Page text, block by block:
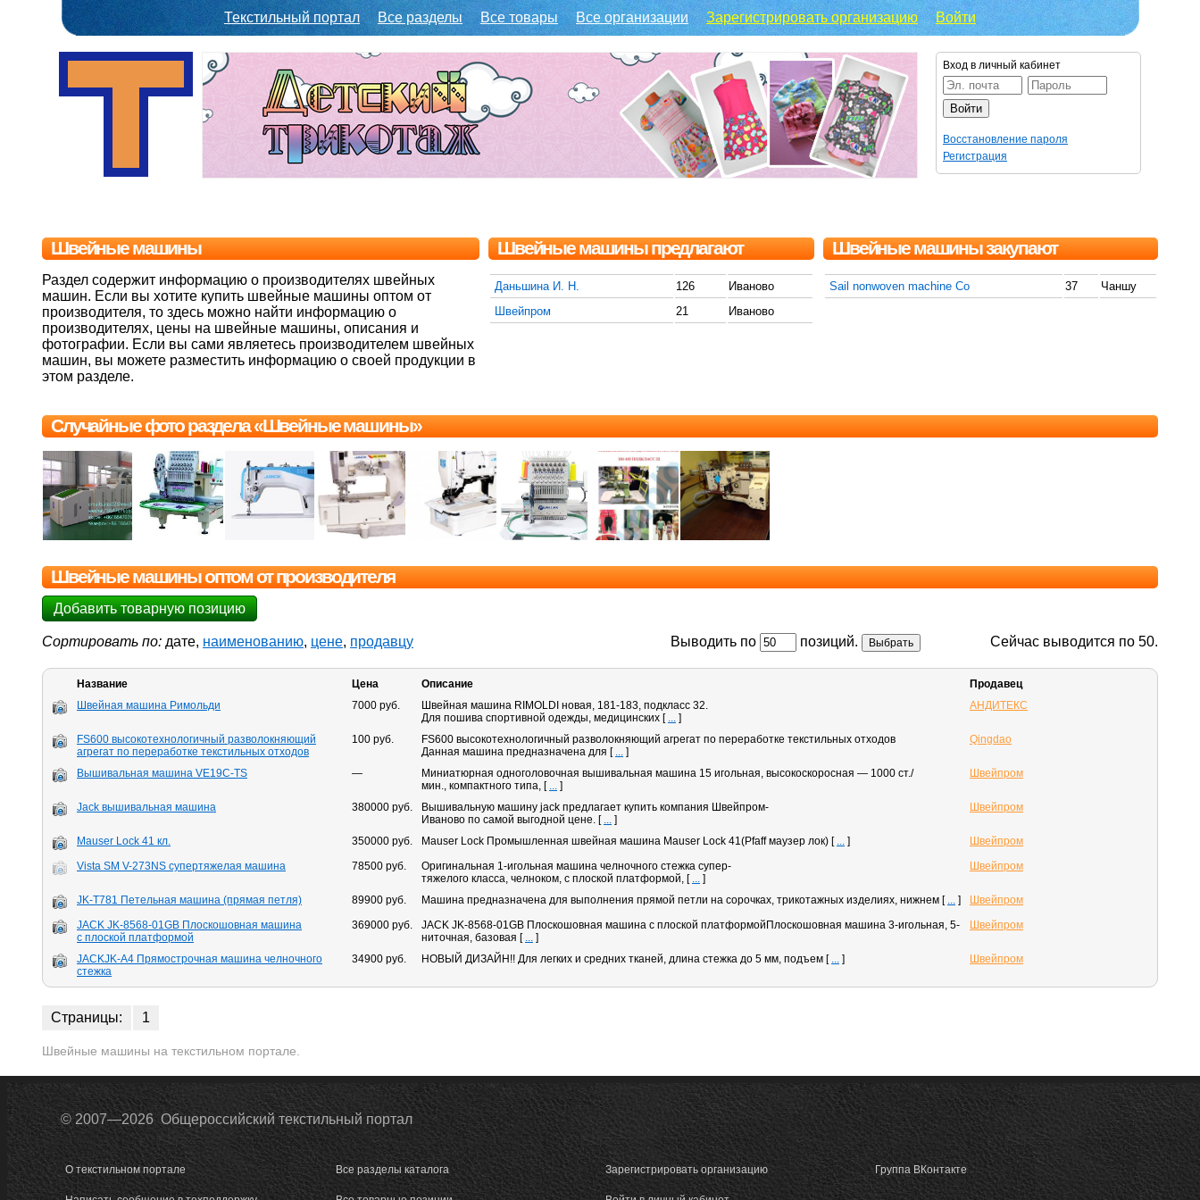
Текстильный портал Все разделы Все товары Все организации Зарегистрировать организацию Войти
Вход в личный кабинет
Восстановление пароля
Регистрация
Швейные машины
Раздел содержит информацию о производителях швейных
машин. Если вы хотите купить швейные машины оптом от
производителя, то здесь можно найти информацию о
производителях, цены на швейные машины, описания и
фотографии. Если вы сами являетесь производителем швейных
машин, вы можете разместить информацию о своей продукции в
этом разделе.
Швейные машины предлагают
Даньшина И. Н. 126
Иваново
Швейпром
21 Иваново
Швейные машины закупают
Sail nonwoven machine Co 37 Чаншу
Случайные фото раздела «Швейные машины»
Швейные машины оптом от производителя
Добавить товарную позицию
Сортировать по: дате, наименованию, цене, продавцу Выводить по позиций. Сейчас выводится по 50.
Название Цена Описание
Продавец
Швейная машина Римольди
7000 руб.
Швейная машина RIMOLDI новая, 181-183, подкласс 32.
Для пошива спортивной одежды, медицинских [ ... ]
АНДИТЕКС
FS600 высокотехнологичный разволокняющий
агрегат по переработке текстильных отходов
100 руб.
FS600 высокотехнологичный разволокняющий агрегат по переработке текстильных отходов
Данная машина предназначена для [ ... ]
Qingdao
Вышивальная машина VE19C-TS —
Миниатюрная одноголовочная вышивальная машина 15 игольная, высокоскоросная — 1000 ст./
мин., компактного типа, [ ... ]
Швейпром
Jack вышивальная машина 380000 руб.
Вышивальную машину jack предлагает купить компания Швейпром-
Иваново по самой выгодной цене. [ ... ]
Швейпром
Mauser Lock 41 кл. 350000 руб. Mauser Lock Промышленная швейная машина Mauser Lock 41(Pfaff маузер лок) [ ... ]
Швейпром
Vista SM V-273NS супертяжелая машина
78500 руб.
Оригинальная 1-игольная машина челночного стежка супер-
тяжелого класса, челноком, с плоской платформой, [ ... ]
Швейпром
JK-T781 Петельная машина (прямая петля) 89900 руб. Машина предназначена для выполнения прямой петли на сорочках, трикотажных изделиях, нижнем [ ... ]
Швейпром
JACK JK-8568-01GB Плоскошовная машина
c плоской платформой
369000 руб.
JACK JK-8568-01GB Плоскошовная машина c плоской платформойПлоскошовная машина 3-игольная, 5-
ниточная, базовая [ ... ]
Швейпром
JACKJK-A4 Прямострочная машина челночного
стежка
34900 руб. НОВЫЙ ДИЗАЙН!! Для легких и средних тканей, длина стежка до 5 мм, подъем [ ... ] Швейпром
Страницы: 1
Швейные машины на текстильном портале.
© 2007—2026 Общероссийский текстильный портал
О текстильном портале Все разделы каталога Зарегистрировать организацию Группа ВКонтакте